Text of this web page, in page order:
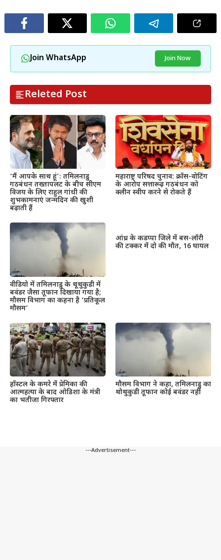
Join WhatsApp Join Now
Releted Post
‘मैं आपके साथ हूं’: तमिलनाडु
गठबंधन तख्तापलट के बीच सीएम
विजय के लिए राहुल गांधी की
शुभकामनाएं जन्मदिन की खुशी
बढ़ाती हैं
महाराष्ट्र परिषद चुनाव: क्रॉस-वोटिंग
के आरोप सत्तारूढ़ गठबंधन को
क्लीन स्वीप करने से रोकते हैं
वीडियो में तमिलनाडु के थूथुकुडी में
बवंडर जैसा तूफान दिखाया गया है;
मौसम विभाग का कहना है ‘प्रतिकूल
मौसम’
आंध्र के कडप्पा जिले में बस-लॉरी
की टक्कर में दो की मौत, 16 घायल
हॉस्टल के कमरे में प्रेमिका की
आत्महत्या के बाद ओडिशा के मंत्री
का भतीजा गिरफ्तार
मौसम विभाग ने कहा, तमिलनाडु का
थोथुकुडी तूफान कोई बवंडर नहीं
---Advertisement---